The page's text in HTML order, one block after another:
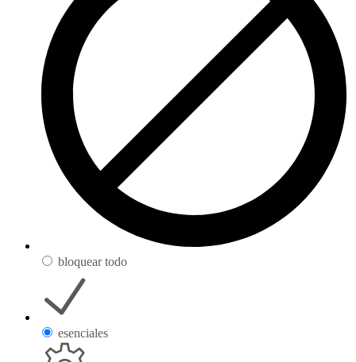
bloquear todo
esenciales